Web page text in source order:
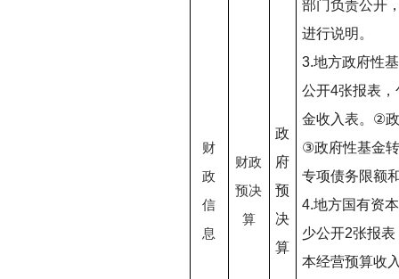
财
政
信
息
财政
预决
算
政
府
预
决
算
部门负责公开
进行说明。
3.地方政府性
公开4张报表，
金收入表。 ②
③政府性基金
专项债务限额
4.地方国有资
少公开2张报表
本经营预算收